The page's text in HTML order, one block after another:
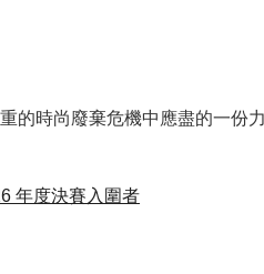
時尚廢棄危機中應盡的一份
年度決賽入圍者